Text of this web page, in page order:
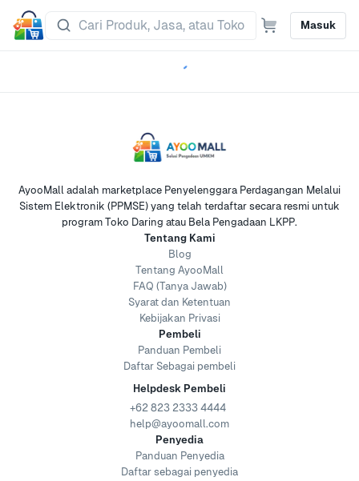
Masuk
AyooMall adalah marketplace Penyelenggara Perdagangan Melalui
Sistem Elektronik (PPMSE) yang telah terdaftar secara resmi untuk
program Toko Daring atau Bela Pengadaan LKPP.
Tentang Kami
Blog
Tentang AyooMall
FAQ (Tanya Jawab)
Syarat dan Ketentuan
Kebijakan Privasi
Pembeli
Panduan Pembeli
Daftar Sebagai pembeli
Helpdesk Pembeli
+62 823 2333 4444
help@ayoomall.com
Penyedia
Panduan Penyedia
Daftar sebagai penyedia